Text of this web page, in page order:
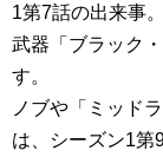
1第7話の出来事。
武器「ブラック
す。
ノブや「ミッド
は、シーズン1第